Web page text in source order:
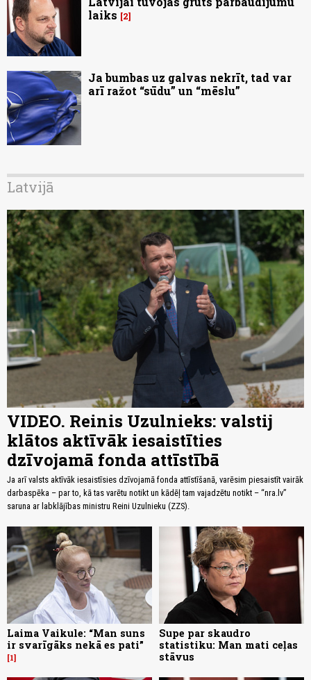
laiks
2
Ja bumbas uz galvas nekrīt, tad var
arī ražot “sūdu” un “mēslu”
Latvijā
VIDEO. Reinis Uzulnieks: valstij
klātos aktīvāk iesaistīties
dzīvojamā fonda attīstībā
Ja arī valsts aktīvāk iesaistīsies dzīvojamā fonda attīstīšanā, varēsim piesaistīt vairāk
darbaspēka – par to, kā tas varētu notikt un kādēļ tam vajadzētu notikt – “nra.lv”
saruna ar labklājības ministru Reini Uzulnieku (ZZS).
Laima Vaikule: “Man suns
ir svarīgāks nekā es pati”
1
Supe par skaudro
statistiku: Man mati ceļas
stāvus